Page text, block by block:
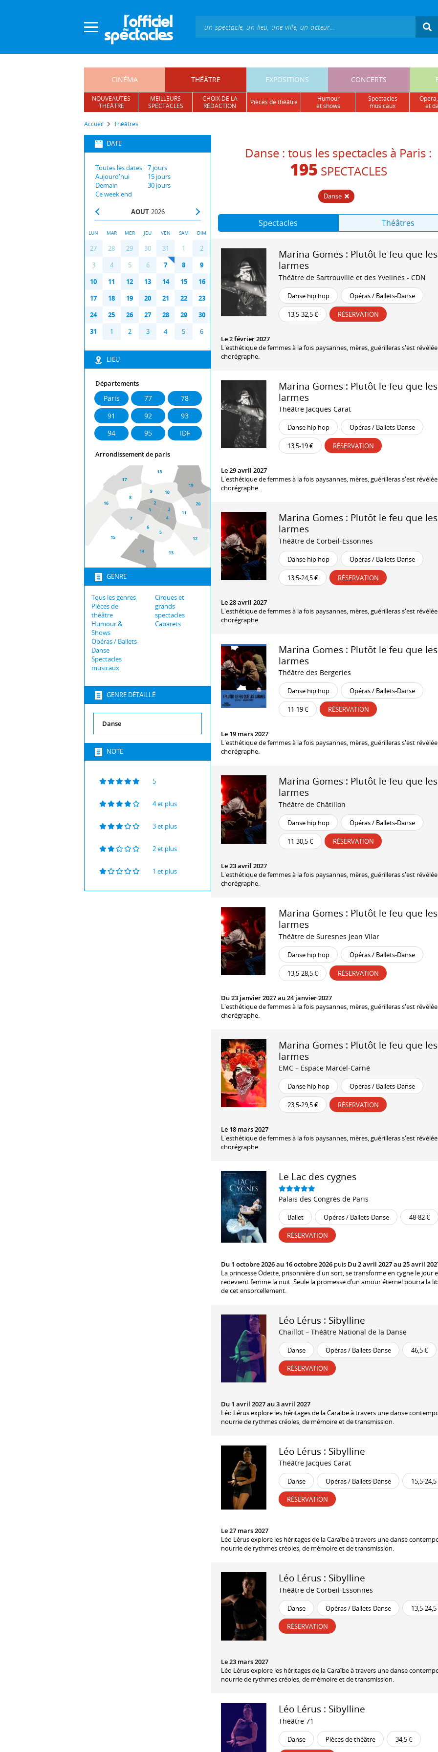
CINÉMA THÉÂTRE EXPOSITIONS CONCERTS
NOUVEAUTÉS
THÉÂTRE
MEILLEURS
SPECTACLES
CHOIX DE LA
RÉDACTION
pièces de théâtre
humour
et shows
spectacles
musicaux
et
Accueil Théâtres
DATE
Toutes les dates
Aujourd'hui
Demain
Ce week end
7 jours
15 jours
30 jours
ev
AOUT 2026
ex
LUN MAR MER JEU VEN SAM DIM
27 28 29 30 31 1
2
3
4 5 6 7 8
9
10
11 12 13 14 15
16
17
18 19 20 21 22
23
24
25 26 27 28 29
30
31
1 2 3 4 5 6
LIEU
Départements
Paris 77
78
91
92
93
94
95 IDF
Arrondissement de paris
GENRE
Tous les genres
Pièces de
théâtre
Humour &
Shows
Opéras / Ballets-
Danse
Spectacles
musicaux
Cirques et
grands
spectacles
Cabarets
GENRE DÉTAILLÉ
NOTE
5
4 et plus
3 et plus
2 et plus
1 et plus
Danse : tous les spectacles à Paris :
195 SPECTACLES
Danse
Spectacles Théâtres
Marina Gomes : Plutôt le feu que les
larmes
Théâtre de Sartrouville et des Yvelines - CDN
Danse hip hop Opéras / Ballets-Danse
13,5-32,5 € RÉSERVATION
Le 2 février 2027
L'esthétique de femmes à la fois paysannes, mères, guérilleras s'est
chorégraphe.
Marina Gomes : Plutôt le feu que les
larmes
Théâtre Jacques Carat
Danse hip hop Opéras / Ballets-Danse
13,5-19 € RÉSERVATION
Le 29 avril 2027
L'esthétique de femmes à la fois paysannes, mères, guérilleras s'est
chorégraphe.
Marina Gomes : Plutôt le feu que les
larmes
Théâtre de Corbeil-Essonnes
Danse hip hop Opéras / Ballets-Danse
13,5-24,5 € RÉSERVATION
Le 28 avril 2027
L'esthétique de femmes à la fois paysannes, mères, guérilleras s'est
chorégraphe.
Marina Gomes : Plutôt le feu que les
larmes
Théâtre des Bergeries
Danse hip hop Opéras / Ballets-Danse
11-19 € RÉSERVATION
Le 19 mars 2027
L'esthétique de femmes à la fois paysannes, mères, guérilleras s'est
chorégraphe.
Marina Gomes : Plutôt le feu que les
larmes
Théâtre de Châtillon
Danse hip hop Opéras / Ballets-Danse
11-30,5 € RÉSERVATION
Le 23 avril 2027
L'esthétique de femmes à la fois paysannes, mères, guérilleras s'est
chorégraphe.
Marina Gomes : Plutôt le feu que les
larmes
Théâtre de Suresnes Jean Vilar
Danse hip hop Opéras / Ballets-Danse
13,5-28,5 € RÉSERVATION
Du 23 janvier 2027 au 24 janvier 2027
L'esthétique de femmes à la fois paysannes, mères, guérilleras s'est
chorégraphe.
Marina Gomes : Plutôt le feu que les
larmes
EMC – Espace Marcel-Carné
Danse hip hop Opéras / Ballets-Danse
23,5-29,5 € RÉSERVATION
Le 18 mars 2027
L'esthétique de femmes à la fois paysannes, mères, guérilleras s'est
chorégraphe.
Le Lac des cygnes
Palais des Congrès de Paris
Ballet Opéras / Ballets-Danse 48-82 €
RÉSERVATION
Du 1 octobre 2026 au 16 octobre 2026 puis Du 2 avril 2027 au 25 avril
La princesse Odette, prisonnière d'un sort, se transforme en cygne le jour
redevient femme la nuit. Seule la promesse d’un amour éternel pourra la
de cet ensorcellement.
Léo Lérus : Sibylline
Chaillot – Théâtre National de la Danse
Danse Opéras / Ballets-Danse 46,5 €
RÉSERVATION
Du 1 avril 2027 au 3 avril 2027
Léo Lérus explore les héritages de la Caraïbe à travers une danse
nourrie de rythmes créoles, de mémoire et de transmission.
Léo Lérus : Sibylline
Théâtre Jacques Carat
Danse Opéras / Ballets-Danse 15,5-
RÉSERVATION
Le 27 mars 2027
Léo Lérus explore les héritages de la Caraïbe à travers une danse
nourrie de rythmes créoles, de mémoire et de transmission.
Léo Lérus : Sibylline
Théâtre de Corbeil-Essonnes
Danse Opéras / Ballets-Danse 13,5-
RÉSERVATION
Le 23 mars 2027
Léo Lérus explore les héritages de la Caraïbe à travers une danse
nourrie de rythmes créoles, de mémoire et de transmission.
Léo Lérus : Sibylline
Théâtre 71
Danse Pièces de théâtre 34,5 €